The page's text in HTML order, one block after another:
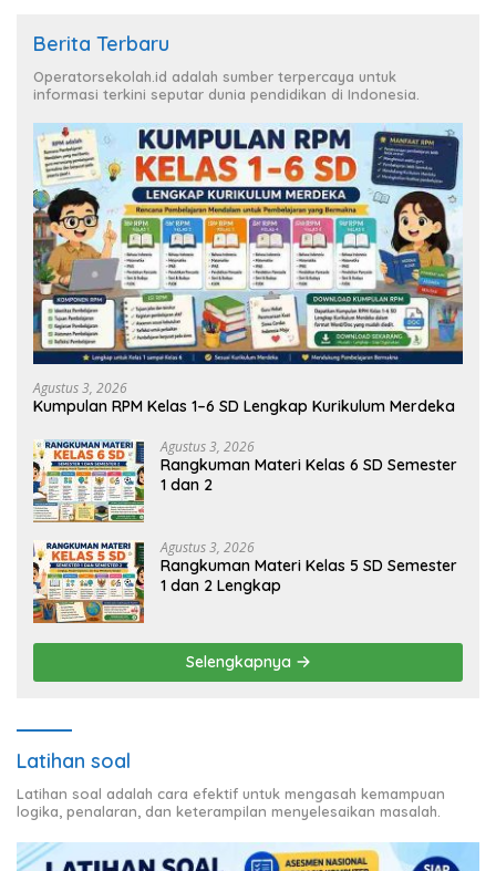
Berita Terbaru
Operatorsekolah.id adalah sumber terpercaya untuk
informasi terkini seputar dunia pendidikan di Indonesia.
Agustus 3, 2026
Kumpulan RPM Kelas 1–6 SD Lengkap Kurikulum Merdeka
Agustus 3, 2026
Rangkuman Materi Kelas 6 SD Semester
1 dan 2
Agustus 3, 2026
Rangkuman Materi Kelas 5 SD Semester
1 dan 2 Lengkap
Selengkapnya
Latihan soal
Latihan soal adalah cara efektif untuk mengasah kemampuan
logika, penalaran, dan keterampilan menyelesaikan masalah.